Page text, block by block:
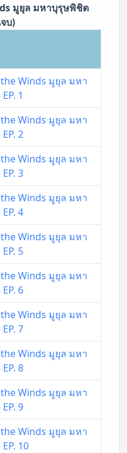
มูยุล มหาบุรุษพิชิต
บ)
Winds มูยุล มหา
1
Winds มูยุล มหา
2
Winds มูยุล มหา
3
Winds มูยุล มหา
4
Winds มูยุล มหา
5
Winds มูยุล มหา
6
Winds มูยุล มหา
7
Winds มูยุล มหา
8
Winds มูยุล มหา
9
Winds มูยุล มหา
10